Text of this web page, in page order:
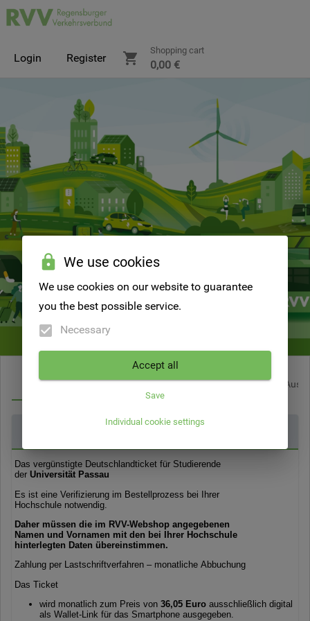
Login Register
Shopping cart
0,00 €
Deutschlandticket für Studierende Deutschlandticket für
Deutschlandticket Studierende Passau
Das vergünstigte Deutschlandticket für Studierende
der Universität Passau
Es ist eine Verifizierung im Bestellprozess bei Ihrer
Hochschule notwendig.
Daher müssen die im RVV-Webshop angegebenen
Namen und Vornamen mit den bei Ihrer Hochschule
hinterlegten Daten übereinstimmen.
Zahlung per Lastschriftverfahren – monatliche Abbuchung
Das Ticket
wird monatlich zum Preis von 36,05 Euro ausschließlich digital
als Wallet-Link für das Smartphone ausgegeben.
We use cookies
We use cookies on our website to guarantee
you the best possible service.
Necessary
Accept all
Save
Individual cookie settings